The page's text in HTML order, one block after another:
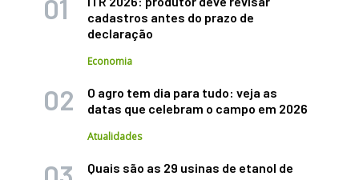
cadastros antes do prazo de
declaração
Economia
O agro tem dia para tudo: veja as
datas que celebram o campo em 2026
Atualidades
Quais são as 29 usinas de etanol de